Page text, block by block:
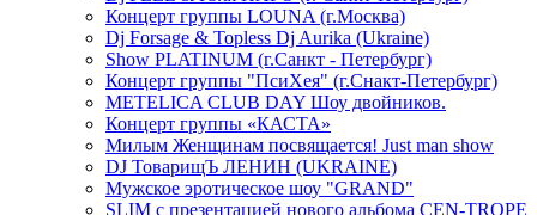
Концерт группы LOUNA (г.Москва)
Dj Forsage & Topless Dj Aurika (Ukraine)
Show PLATINUM (г.Санкт - Петербург)
Концерт группы "ПсиХея" (г.Снакт-Петербург)
METELICA CLUB DAY Шоу двойников.
Концерт группы «КАСТА»
Милым Женщинам посвящается! Just man show
DJ ТоварищЪ ЛЕНИН (UKRAINE)
Мужское эротическое шоу "GRAND"
SLIM с презентацией нового альбома CEN-TROPE